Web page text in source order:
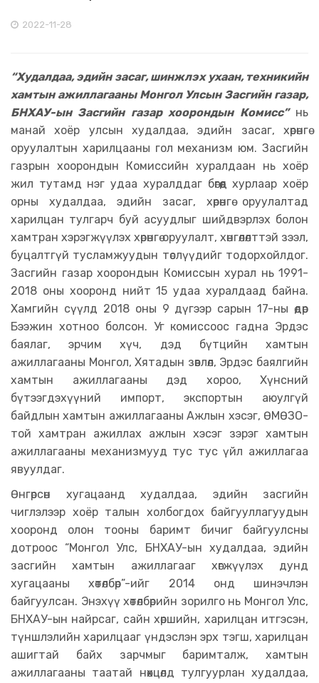
2022-11-28
“Худалдаа, эдийн засаг, шинжлэх ухаан, техникийн
хамтын ажиллагааны Монгол Улсын Засгийн газар,
БНХАУ-ын Засгийн газар хоорондын Комисс”нь
манай хоёр улсын худалдаа, эдийн засаг, хөрөнгө
оруулалтын харилцааны гол механизм юм. Засгийн
газрын хоорондын Комиссийн хуралдаан нь хоёр
жил тутамд нэг удаа хуралддаг бөгөөд хурлаар хоёр
орны худалдаа, эдийн засаг, хөрөнгө оруулалтад
харилцан тулгарч буй асуудлыг шийдвэрлэх болон
хамтран хэрэгжүүлэх хөрөнгө оруулалт, хөнгөлөлттэй зээл,
буцалтгүй тусламжуудын төслүүдийг тодорхойлдог.
Засгийн газар хоорондын Комиссын хурал нь 1991-
2018 оны хооронд нийт 15 удаа хуралдаад байна.
Хамгийн сүүлд 2018 оны 9 дүгээр сарын 17-ны өдөр
Бээжин хотноо болсон. Уг комиссоос гадна Эрдэс
баялаг, эрчим хүч, дэд бүтцийн хамтын
ажиллагааны Монгол, Хятадын зөвлөл, Эрдэс баялгийн
хамтын ажиллагааны дэд хороо, Хүнсний
бүтээгдэхүүний импорт, экспортын аюулгүй
байдлын хамтын ажиллагааны Ажлын хэсэг, ӨМӨЗО-
той хамтран ажиллах ажлын хэсэг зэрэг хамтын
ажиллагааны механизмууд тус тус үйл ажиллагаа
явуулдаг.
Өнгөрсөн хугацаанд худалдаа, эдийн засгийн
чиглэлээр хоёр талын холбогдох байгууллагуудын
хооронд олон тооны баримт бичиг байгуулсны
дотроос “Монгол Улс, БНХАУ-ын худалдаа, эдийн
засгийн хамтын ажиллагааг хөгжүүлэх дунд
хугацааны хөтөлбөр”-ийг 2014 онд шинэчлэн
байгуулсан. Энэхүү хөтөлбөрийн зорилго нь Монгол Улс,
БНХАУ-ын найрсаг, сайн хөршийн, харилцан итгэсэн,
түншлэлийн харилцааг үндэслэн эрх тэгш, харилцан
ашигтай байх зарчмыг баримталж, хамтын
ажиллагааны таатай нөхцөлд тулгуурлан худалдаа,